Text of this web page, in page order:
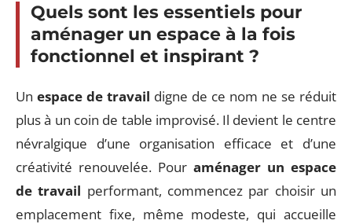
Quels sont les essentiels pour
aménager un espace à la fois
fonctionnel et inspirant ?
Un espace de travail digne de ce nom ne se réduit
plus à un coin de table improvisé. Il devient le centre
névralgique d’une organisation efficace et d’une
créativité renouvelée. Pour aménager un espace
de travail performant, commencez par choisir un
emplacement fixe, même modeste, qui accueille